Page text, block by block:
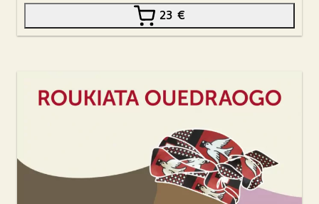
23 €